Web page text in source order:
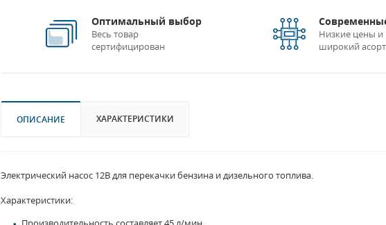
Оптимальный выбор
Весь товар
сертифицирован
Низкие цены и
широкий
ОПИСАНИЕ ХАРАКТЕРИСТИКИ
Электрический насос 12В для перекачки бензина и дизельного топлива.
Характеристики: